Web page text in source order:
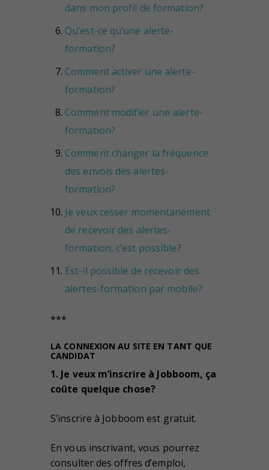
dans mon profil de formation?
Qu’est-ce qu’une alerte-
formation?
Comment activer une alerte-
formation?
Comment modifier une alerte-
formation?
Comment changer la fréquence
des envois des alertes-
formation?
Je veux cesser momentanément
de recevoir des alertes-
formation, c’est possible?
Est-il possible de recevoir des
alertes-formation par mobile?
***
LA CONNEXION AU SITE EN TANT QUE
CANDIDAT
1. Je veux m’inscrire à Jobboom, ça
coûte quelque chose?
S’inscrire à Jobboom est gratuit.
En vous inscrivant, vous pourrez
consulter des offres d’emploi,